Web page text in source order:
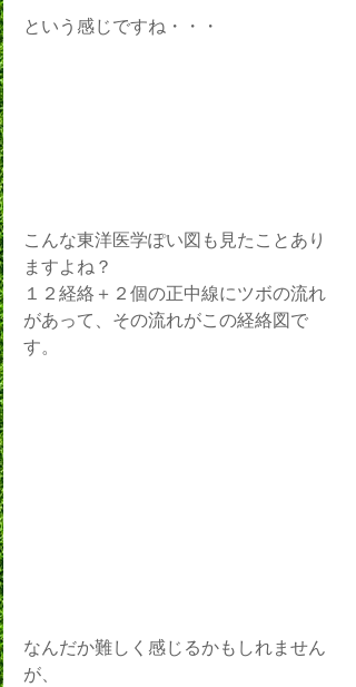
という感じですね・・・
こんな東洋医学ぽい図も見たことあり
ますよね？
１２経絡＋２個の正中線にツボの流れ
があって、その流れがこの経絡図で
す。
なんだか難しく感じるかもしれません
が、